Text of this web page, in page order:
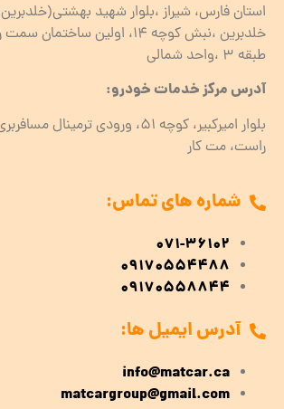
استان فارس، شیراز ،بلوار شهید
طبقه ۳ ،واحد شمالی
آدرس مرکز خدمات خودرو:
بلوار امیرکبیر، کوچه 51، ورودی
راست، مت کار
شماره های تماس:
071-36102
09170554488
09170558844
آدرس ایمیل ها:
info@matcar.ca
matcargroup@gmail.com